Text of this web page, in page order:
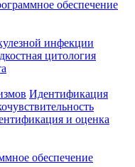
обеспечение
инфекции
цитология
Идентификация
и оценка
обеспечение